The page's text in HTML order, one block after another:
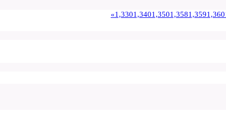
1,3301,3401,3501,3581,3591,360
»